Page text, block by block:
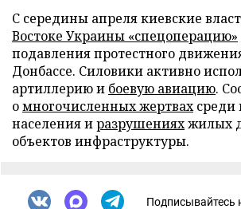
С середины апреля киевские
Востоке Украины «спецоперацию»
подавления протестного
Донбассе. Силовики активно
артиллерию и боевую авиацию.
омногочисленных жертвахсреди
населения иразрушенияхжилых
объектов инфраструктуры.
Подписывайтесь